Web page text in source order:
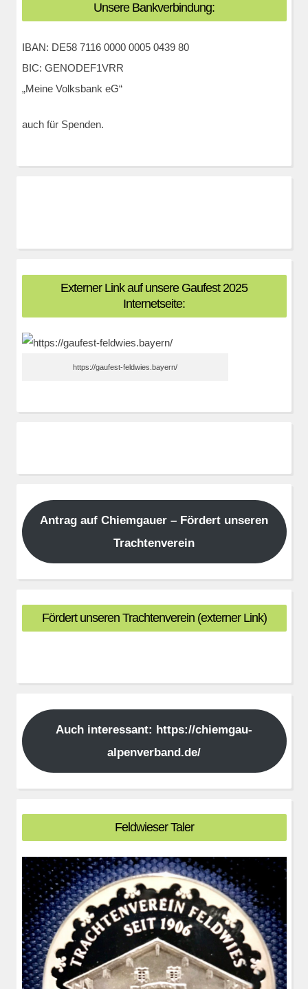
Unsere Bankverbindung:
IBAN: DE58 7116 0000 0005 0439 80
BIC: GENODEF1VRR
„Meine Volksbank eG“
auch für Spenden.
Externer Link auf unsere Gaufest 2025
Internetseite:
https://gaufest-feldwies.bayern/
Antrag auf Chiemgauer – Fördert unseren
Trachtenverein
Fördert unseren Trachtenverein (externer Link)
Auch interessant: https://chiemgau-
alpenverband.de/
Feldwieser Taler